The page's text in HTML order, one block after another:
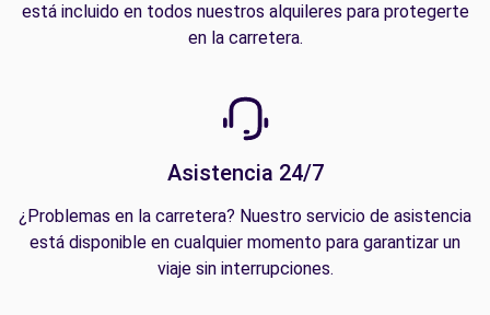
está incluido en todos nuestros alquileres para protegerte
en la carretera.
Asistencia 24/7
¿Problemas en la carretera? Nuestro servicio de asistencia
está disponible en cualquier momento para garantizar un
viaje sin interrupciones.